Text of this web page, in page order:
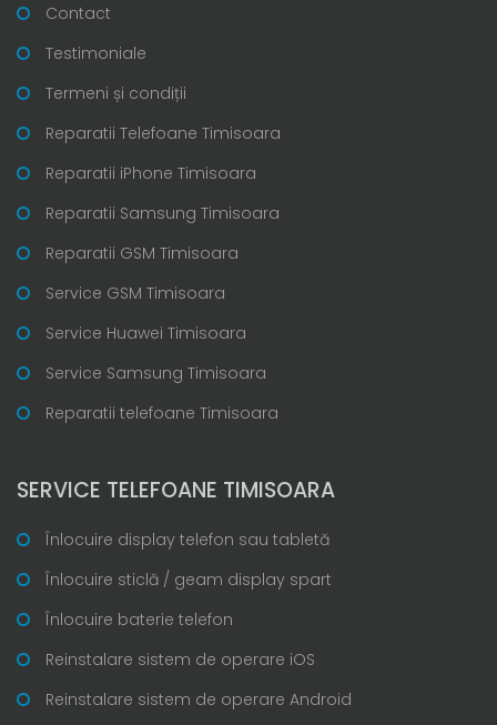
Contact
Testimoniale
Termeni și condiții
Reparatii Telefoane Timisoara
Reparatii iPhone Timisoara
Reparatii Samsung Timisoara
Reparatii GSM Timisoara
Service GSM Timisoara
Service Huawei Timisoara
Service Samsung Timisoara
Reparatii telefoane Timisoara
SERVICE TELEFOANE TIMISOARA
Înlocuire display telefon sau tabletă
Înlocuire sticlă / geam display spart
Înlocuire baterie telefon
Reinstalare sistem de operare iOS
Reinstalare sistem de operare Android